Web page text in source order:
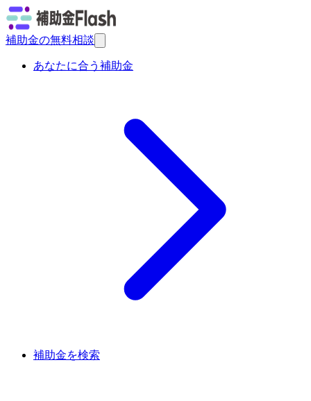
補助金の無料相談
あなたに合う補助金
補助金を検索